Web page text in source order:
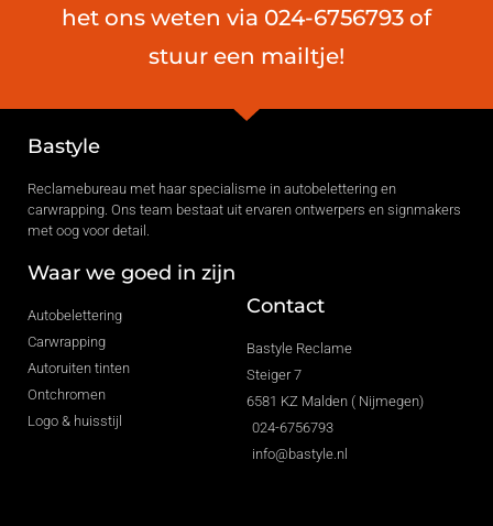
het ons weten via 024-6756793 of
stuur een mailtje!
Bastyle
Reclamebureau met haar specialisme in autobelettering en
carwrapping. Ons team bestaat uit ervaren ontwerpers en signmakers
met oog voor detail.
Waar we goed in zijn
Autobelettering
Carwrapping
Autoruiten tinten
Ontchromen
Logo & huisstijl
Contact
Bastyle Reclame
Steiger 7
6581 KZ Malden ( Nijmegen)
024-6756793
info@bastyle.nl